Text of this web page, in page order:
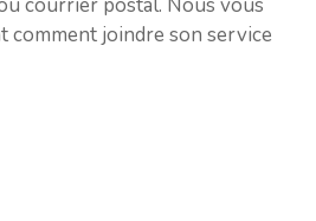
courrier postal. Nous vous
comment joindre son service